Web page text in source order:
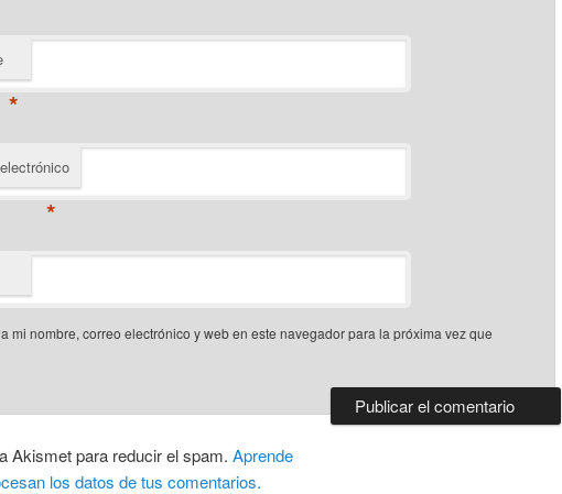
*
*
mi nombre, correo electrónico y web en este navegador para la próxima vez que
Akismet para reducir el spam. Aprende
los datos de tus comentarios.